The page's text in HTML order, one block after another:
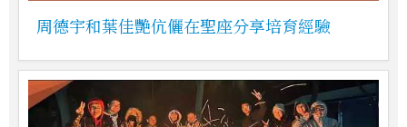
周德宇和葉佳艷伉儷在聖座分享培育經驗